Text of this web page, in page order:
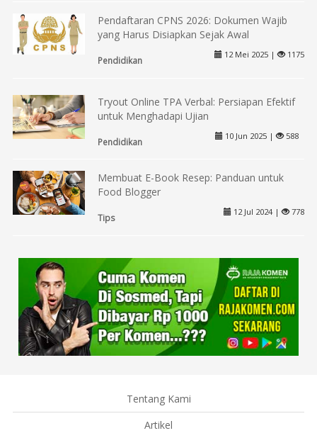
Pendaftaran CPNS 2026: Dokumen Wajib
yang Harus Disiapkan Sejak Awal
Pendidikan
12 Mei 2025 | 1175
Tryout Online TPA Verbal: Persiapan Efektif
untuk Menghadapi Ujian
Pendidikan
10 Jun 2025 | 588
Membuat E-Book Resep: Panduan untuk
Food Blogger
Tips
12 Jul 2024 | 778
Tentang Kami
Artikel